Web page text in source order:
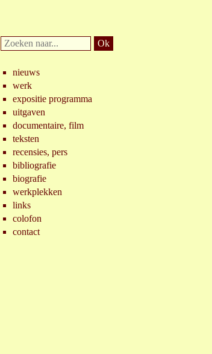
Doorzoek
website:
nieuws
werk
expositie programma
uitgaven
documentaire, film
teksten
recensies, pers
bibliografie
biografie
werkplekken
links
colofon
contact